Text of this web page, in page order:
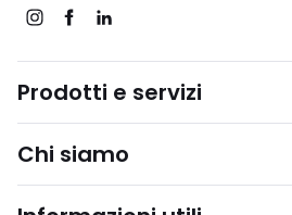
Prodotti e servizi
Chi siamo